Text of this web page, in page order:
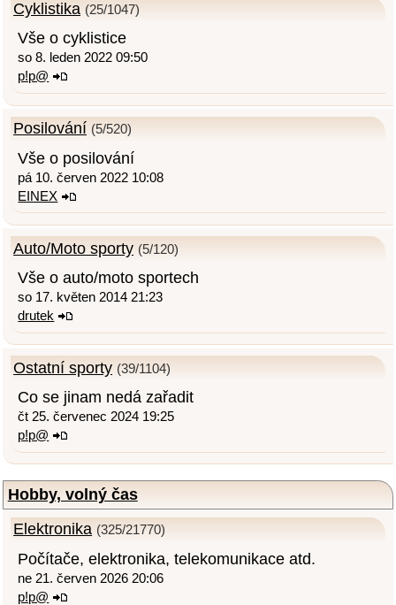
Cyklistika (25/1047)
Vše o cyklistice
so 8. leden 2022 09:50
p!p@
Posilování (5/520)
Vše o posilování
pá 10. červen 2022 10:08
EINEX
Auto/Moto sporty (5/120)
Vše o auto/moto sportech
so 17. květen 2014 21:23
drutek
Ostatní sporty (39/1104)
Co se jinam nedá zařadit
čt 25. červenec 2024 19:25
p!p@
Hobby, volný čas
Elektronika (325/21770)
Počítače, elektronika, telekomunikace atd.
ne 21. červen 2026 20:06
p!p@